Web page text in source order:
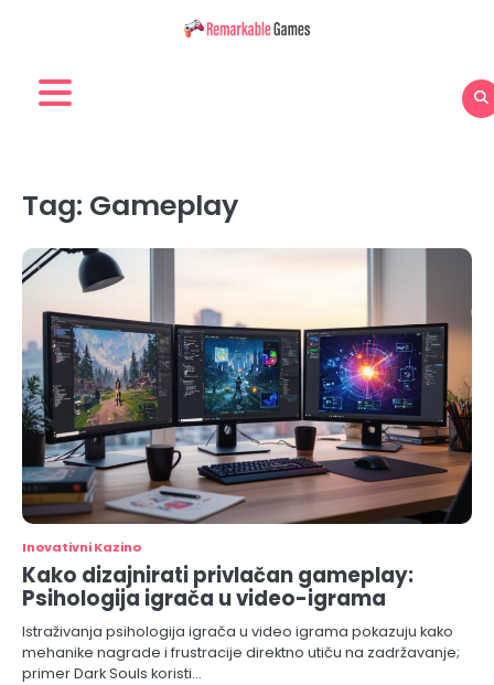
Tag: Gameplay
Inovativni Kazino
Kako dizajnirati privlačan gameplay:
Psihologija igrača u video-igrama
Istraživanja psihologija igrača u video igrama pokazuju kako
mehanike nagrade i frustracije direktno utiču na zadržavanje;
primer Dark Souls koristi…